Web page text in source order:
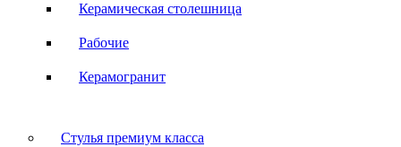
Керамическая столешница
Рабочие
Керамогранит
Стулья премиум класса